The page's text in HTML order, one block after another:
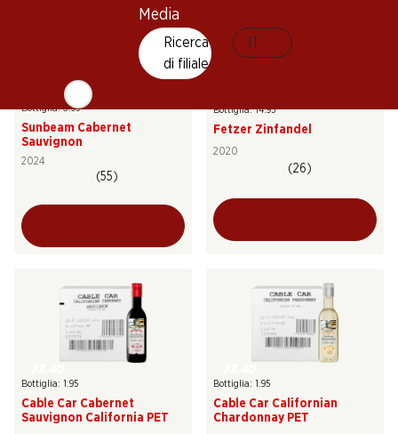
Media
Ricerca
di filiale
Bottiglia: 3.95
Sunbeam Cabernet
Sauvignon
2024
(55)
Bottiglia: 14.95
Fetzer Zinfandel
2020
(26)
Bottiglia: 1.95
Cable Car Cabernet
Sauvignon California PET
Bottiglia: 1.95
Cable Car Californian
Chardonnay PET